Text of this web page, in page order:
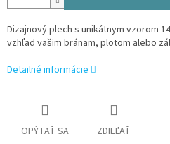
Dizajnový plech s unikátnym vzorom
vzhľad vašim bránam, plotom alebo
Detailné informácie
OPÝTAŤ SA ZDIEĽAŤ